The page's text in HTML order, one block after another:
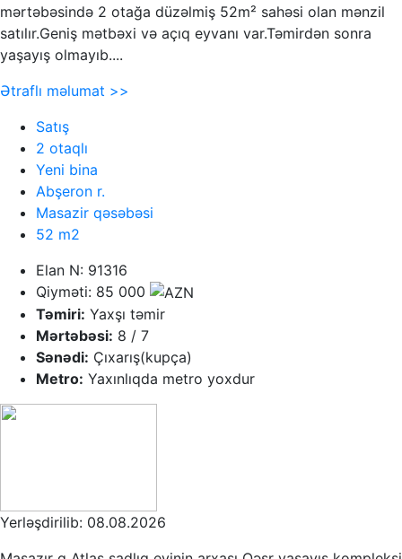
mərtəbəsində 2 otağa düzəlmiş 52m² sahəsi olan mənzil
satılır.Geniş mətbəxi və açıq eyvanı var.Təmirdən sonra
yaşayış olmayıb....
Ətraflı məlumat >>
Satış
2 otaqlı
Yeni bina
Abşeron r.
Masazir qəsəbəsi
52 m2
Elan N: 91316
Qiyməti: 85 000
Təmiri: Yaxşı təmir
Mərtəbəsi: 8 / 7
Sənədi: Çıxarış(kupça)
Metro: Yaxınlıqda metro yoxdur
Yerləşdirilib: 08.08.2026